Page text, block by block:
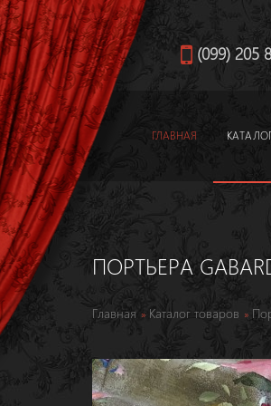
(099) 205
ГЛАВНАЯ
ПОРТЬЕРА
Главная Каталог товаров